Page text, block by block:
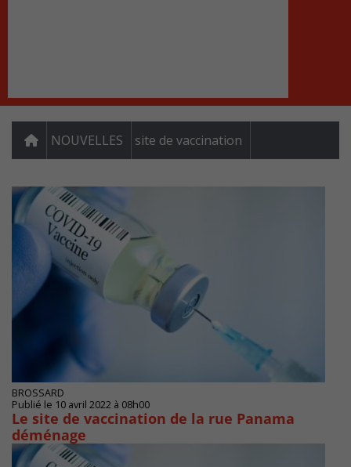
NOUVELLES site de vaccination
BROSSARD
Publié le 10 avril 2022 à 08h00
Le site de vaccination de la rue Panama
déménage